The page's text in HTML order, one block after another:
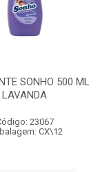
SONHO 500 ML
LAVANDA
23067
CX\12